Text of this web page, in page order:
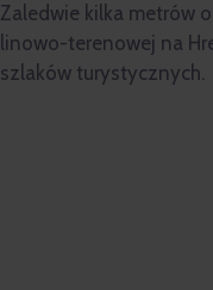
Zaledwie kilka metrów
linowo-terenowej na
szlaków turystycznych.